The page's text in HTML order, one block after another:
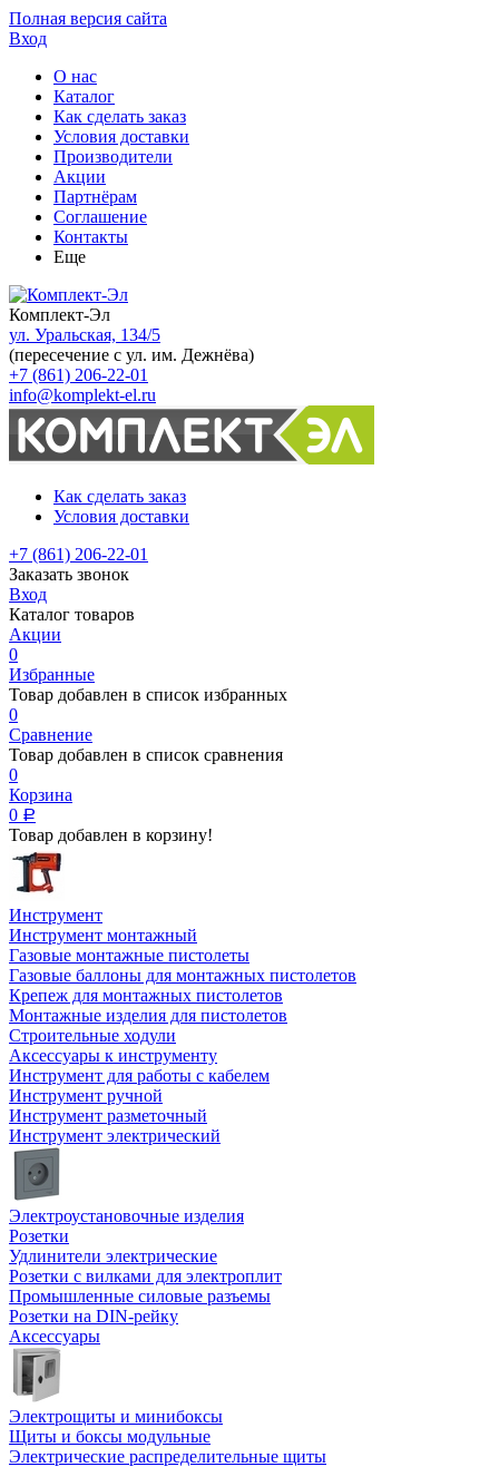
Полная версия сайта
Вход
О нас
Каталог
Как сделать заказ
Условия доставки
Производители
Акции
Партнёрам
Соглашение
Контакты
Еще
Комплект-Эл
ул. Уральская, 134/5
(пересечение с ул. им. Дежнёва)
+7 (861) 206-22-01
info@komplekt-el.ru
Как сделать заказ
Условия доставки
+7 (861) 206-22-01
Заказать звонок
Вход
Каталог товаров
Акции
0
Избранные
Товар добавлен в список избранных
0
Сравнение
Товар добавлен в список сравнения
0
Корзина
0 Р
Товар добавлен в корзину!
Инструмент
Инструмент монтажный
Газовые монтажные пистолеты
Газовые баллоны для монтажных пистолетов
Крепеж для монтажных пистолетов
Монтажные изделия для пистолетов
Строительные ходули
Аксессуары к инструменту
Инструмент для работы с кабелем
Инструмент ручной
Инструмент разметочный
Инструмент электрический
Электроустановочные изделия
Розетки
Удлинители электрические
Розетки с вилками для электроплит
Промышленные силовые разъемы
Розетки на DIN-рейку
Аксессуары
Электрощиты и минибоксы
Щиты и боксы модульные
Электрические распределительные щиты